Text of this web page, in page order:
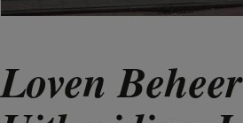
Loven